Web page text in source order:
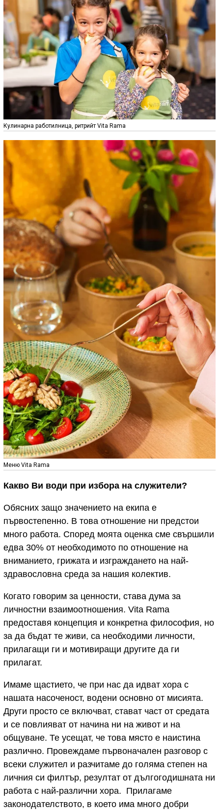
Кулинарна работилница, ритрийт Vita Rama
Меню Vita Rama
Какво Ви води при избора на служители?
Обясних защо значението на екипа е
първостепенно. В това отношение ни предстои
много работа. Според моята оценка сме свършили
едва 30% от необходимото по отношение на
вниманието, грижата и изграждането на най-
здравословна среда за нашия колектив.
Когато говорим за ценности, става дума за
личностни взаимоотношения. Vita Rama
предоставя концепция и конкретна философия, но
за да бъдат те живи, са необходими личности,
прилагащи ги и мотивиращи другите да ги
прилагат.
Имаме щастието, че при нас да идват хора с
нашата насоченост, водени основно от мисията.
Други просто се включват, стават част от средата
и се повлияват от начина ни на живот и на
общуване. Те усещат, че това място е наистина
различно. Провеждаме първоначален разговор с
всеки служител и разчитаме до голяма степен на
личния си филтър, резултат от дългогодишната ни
работа с най-различни хора. Прилагаме
законодателството, в което има много добри